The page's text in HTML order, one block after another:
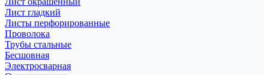
Лист гладкий
Листы перфорированные
Проволока
Трубы стальные
Бесшовная
Электросварная